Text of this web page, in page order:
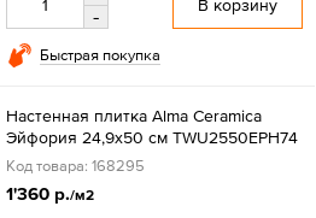
-
В корзину
Быстрая покупка
Настенная плитка Alma Ceramica
Эйфория 24,9x50 см TWU2550EPH74
Код товара: 168295
1'360 р./м2